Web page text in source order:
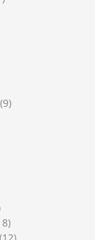
99
18
προϊόντα
1212